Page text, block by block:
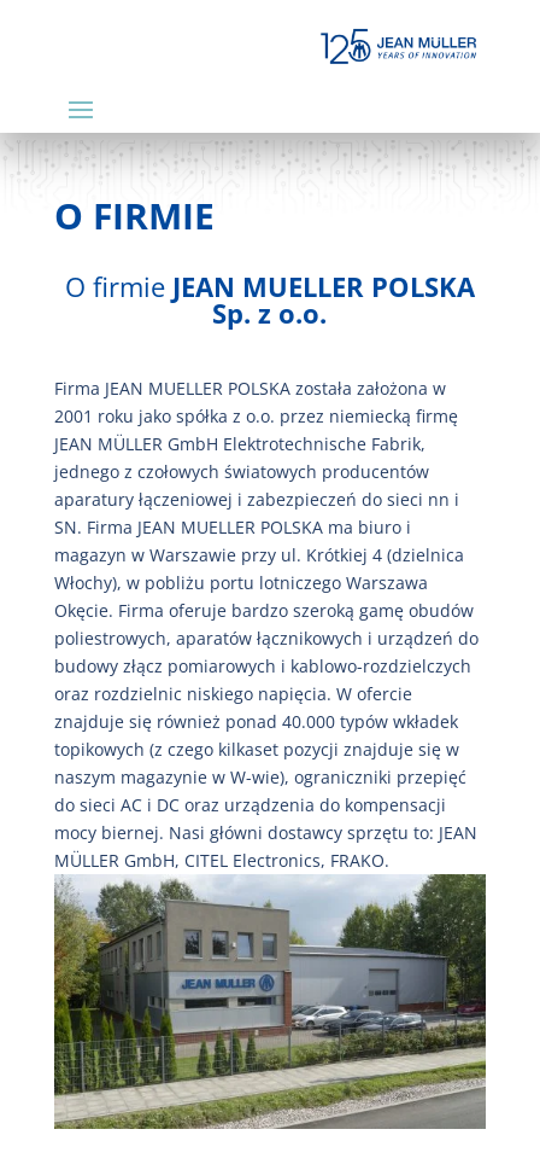
O FIRMIE
O firmie JEAN MUELLER POLSKA
Sp. z o.o.
Firma JEAN MUELLER POLSKA została założona w
2001 roku jako spółka z o.o. przez niemiecką firmę
JEAN MÜLLER GmbH Elektrotechnische Fabrik,
jednego z czołowych światowych producentów
aparatury łączeniowej i zabezpieczeń do sieci nn i
SN. Firma JEAN MUELLER POLSKA ma biuro i
magazyn w Warszawie przy ul. Krótkiej 4 (dzielnica
Włochy), w pobliżu portu lotniczego Warszawa
Okęcie. Firma oferuje bardzo szeroką gamę obudów
poliestrowych, aparatów łącznikowych i urządzeń do
budowy złącz pomiarowych i kablowo-rozdzielczych
oraz rozdzielnic niskiego napięcia. W ofercie
znajduje się również ponad 40.000 typów wkładek
topikowych (z czego kilkaset pozycji znajduje się w
naszym magazynie w W-wie), ograniczniki przepięć
do sieci AC i DC oraz urządzenia do kompensacji
mocy biernej. Nasi główni dostawcy sprzętu to: JEAN
MÜLLER GmbH, CITEL Electronics, FRAKO.